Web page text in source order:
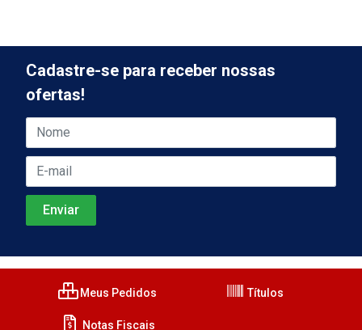
Cadastre-se para receber nossas
ofertas!
Meus Pedidos Títulos
Notas Fiscais